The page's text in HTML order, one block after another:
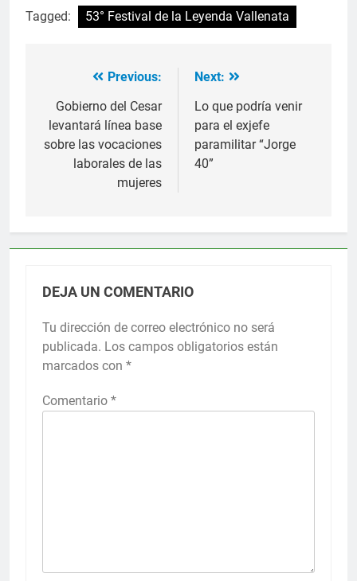
Tagged: 53° Festival de la Leyenda Vallenata
Navegación
de
entradas
Previous:
Gobierno del Cesar
levantará línea base
sobre las vocaciones
laborales de las
mujeres
Next:
Lo que podría venir
para el exjefe
paramilitar “Jorge
40”
DEJA UN COMENTARIO
Tu dirección de correo electrónico no será
publicada. Los campos obligatorios están
marcados con *
Comentario *